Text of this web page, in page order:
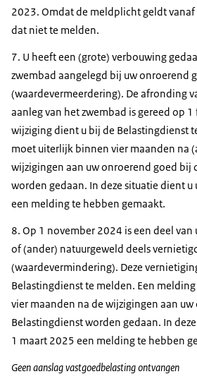
2023. Omdat de meldplicht geldt
dat niet te melden.
7. U heeft een (grote) verbouwing
zwembad aangelegd bij uw onroerend
(waardevermeerdering). De afronding
aanleg van het zwembad is gereed op
wijziging dient u bij de Belastingdienst
moet uiterlijk binnen vier maanden na
wijzigingen aan uw onroerend goed bij
worden gedaan. In deze situatie dient
een melding te hebben gemaakt.
8. Op 1 november 2024 is een deel
of (ander) natuurgeweld deels
(waardevermindering). Deze
Belastingdienst te melden. Een
vier maanden na de wijzigingen aan
Belastingdienst worden gedaan. In
1 maart 2025 een melding te hebben
Geen aanslag vastgoedbelasting ontvangen